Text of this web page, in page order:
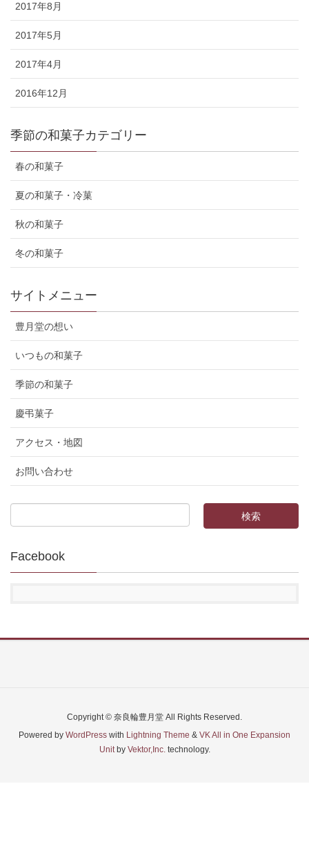
2017年8月
2017年5月
2017年4月
2016年12月
季節の和菓子カテゴリー
春の和菓子
夏の和菓子・冷菓
秋の和菓子
冬の和菓子
サイトメニュー
豊月堂の想い
いつもの和菓子
季節の和菓子
慶弔菓子
アクセス・地図
お問い合わせ
Facebook
Copyright © 奈良輪豊月堂 All Rights Reserved.
Powered by WordPress with Lightning Theme & VK All in One Expansion
Unitby Vektor,Inc.technology.